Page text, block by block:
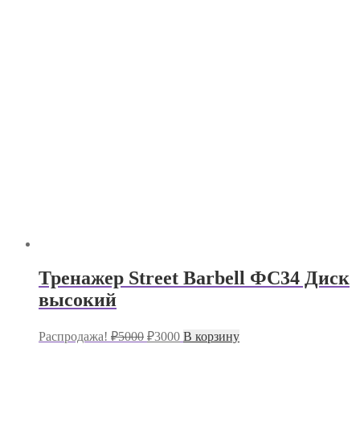
Тренажер Street Barbell ФС34 Диск
высокий
Распродажа! ₽5000 Первоначальная
₽3000Текущая
цена:
В корзину